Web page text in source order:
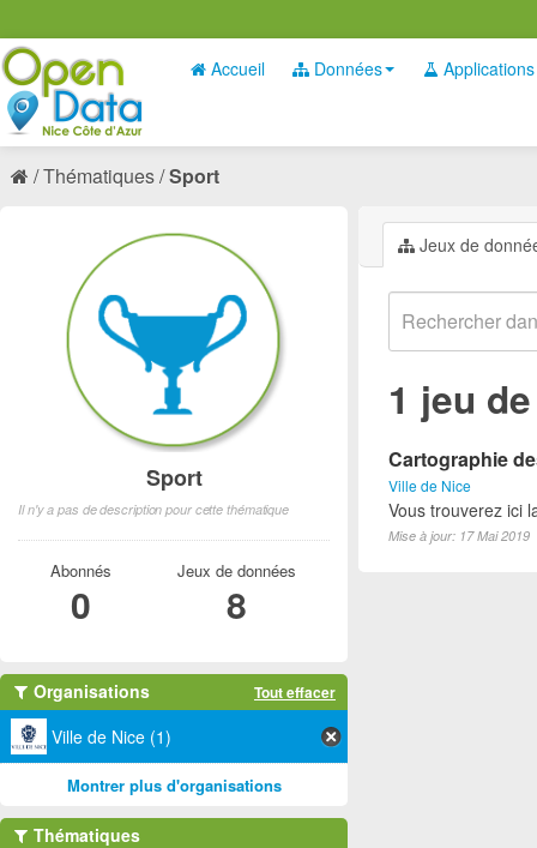
Accueil Données Applications
Thématiques Sport
Jeux de
1 jeu
Cartographie
Ville de Nice
Vous trouverez ici
Mise à jour: 17 Mai 2019
Sport
Il n'y a pas de description pour cette thématique
Abonnés
0
Jeux de données
8
Organisations Tout effacer
Ville de Nice (1)
Montrer plus d'organisations
Thématiques